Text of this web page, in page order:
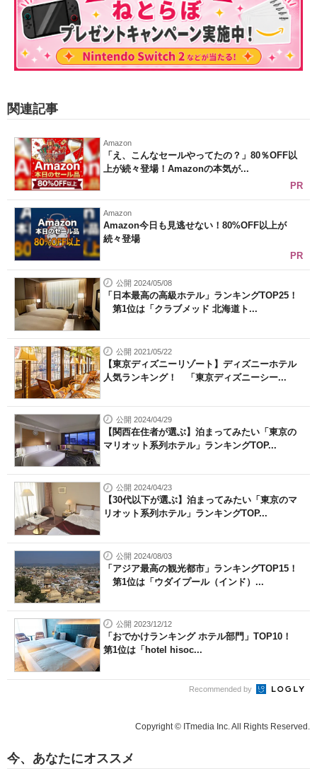
関連記事
Amazon
「え、こんなセールやってたの？」80％OFF以
上が続々登場！Amazonの本気が...
PR
Amazon
Amazon今日も見逃せない！80%OFF以上が
続々登場
PR
公開 2024/05/08
「日本最高の高級ホテル」ランキングTOP25！
第1位は「クラブメッド 北海道ト...
公開 2021/05/22
【東京ディズニーリゾート】ディズニーホテル
人気ランキング！ 「東京ディズニーシー...
公開 2024/04/29
【関西在住者が選ぶ】泊まってみたい「東京の
マリオット系列ホテル」ランキングTOP...
公開 2024/04/23
【30代以下が選ぶ】泊まってみたい「東京のマ
リオット系列ホテル」ランキングTOP...
公開 2024/08/03
「アジア最高の観光都市」ランキングTOP15！
第1位は「ウダイプール（インド）...
公開 2023/12/12
「おでかけランキング ホテル部門」TOP10！
第1位は「hotel hisoc...
Recommended by
Copyright © ITmedia Inc. All Rights Reserved.
今、あなたにオススメ